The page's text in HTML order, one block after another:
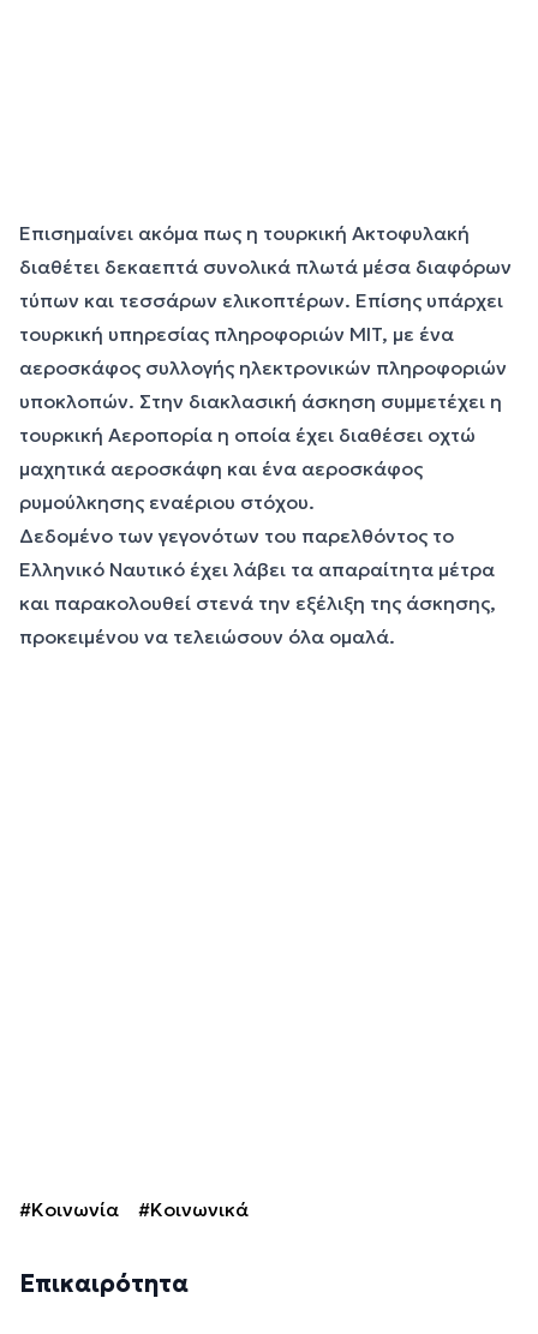
Επισημαίνει ακόμα πως η τουρκική Ακτοφυλακή
διαθέτει δεκαεπτά συνολικά πλωτά μέσα διαφόρων
τύπων και τεσσάρων ελικοπτέρων. Επίσης υπάρχει
τουρκική υπηρεσίας πληροφοριών MIT, με ένα
αεροσκάφος συλλογής ηλεκτρονικών πληροφοριών
υποκλοπών. Στην διακλασική άσκηση συμμετέχει η
τουρκική Αεροπορία η οποία έχει διαθέσει οχτώ
μαχητικά αεροσκάφη και ένα αεροσκάφος
ρυμούλκησης εναέριου στόχου.
Δεδομένο των γεγονότων του παρελθόντος το
Ελληνικό Ναυτικό έχει λάβει τα απαραίτητα μέτρα
και παρακολουθεί στενά την εξέλιξη της άσκησης,
προκειμένου να τελειώσουν όλα ομαλά.
#Κοινωνία #Κοινωνικά
Επικαιρότητα